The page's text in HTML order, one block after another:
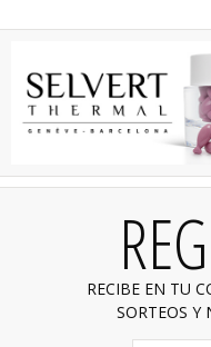
RECIBE EN TU
SORTEOS Y